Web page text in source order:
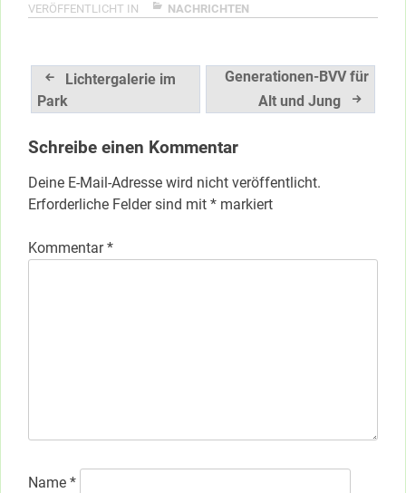
VERÖFFENTLICHT IN NACHRICHTEN
Beitragsnavigation
Lichtergalerie im
Park
Generationen-BVV für
Alt und Jung
Schreibe einen Kommentar
Deine E-Mail-Adresse wird nicht veröffentlicht.
Erforderliche Felder sind mit * markiert
Kommentar*
Name *